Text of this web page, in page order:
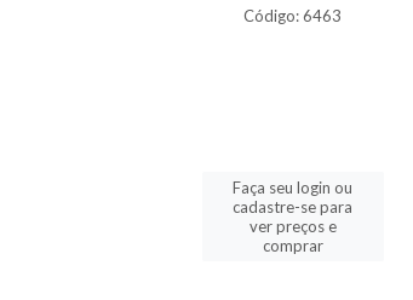
Código: 6463
Faça seu login ou
cadastre-se para
ver preços e
comprar